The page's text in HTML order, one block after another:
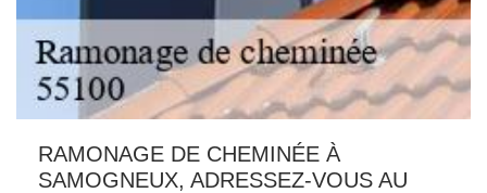
RAMONAGE DE CHEMINÉE À
SAMOGNEUX, ADRESSEZ-VOUS AU